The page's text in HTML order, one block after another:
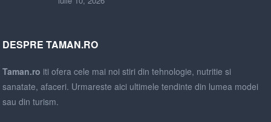
DESPRE TAMAN.RO
Taman.ro iti ofera cele mai noi stiri din tehnologie, nutritie si
sanatate, afaceri. Urmareste aici ultimele tendinte din lumea modei
sau din turism.